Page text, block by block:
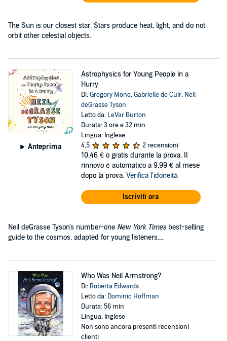
The Sun is our closest star. Stars produce heat, light, and do not
orbit other celestial objects.
Anteprima
Astrophysics for Young People in a
Hurry
Di:Gregory Mone,Gabrielle de Cuir, Neil
deGrasse Tyson
Letto da: LeVar Burton
Durata: 3 ore e 32 min
Lingua: Inglese
4,5
2 recensioni
10,46 € o gratis durante la prova. Il
rinnovo è automatico a 9,99 € al mese
dopo la prova. Verifica l'idoneità
Iscriviti ora
Neil deGrasse Tyson's number-one New York Timesbest-selling
guide to the cosmos, adapted for young listeners....
Who Was Neil Armstrong?
Di: Roberta Edwards
Letto da: Dominic Hoffman
Durata: 56 min
Lingua: Inglese
Non sono ancora presenti recensioni
clienti